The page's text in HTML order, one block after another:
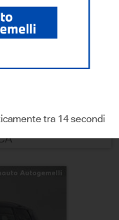
tra 13 secondi
avanzata